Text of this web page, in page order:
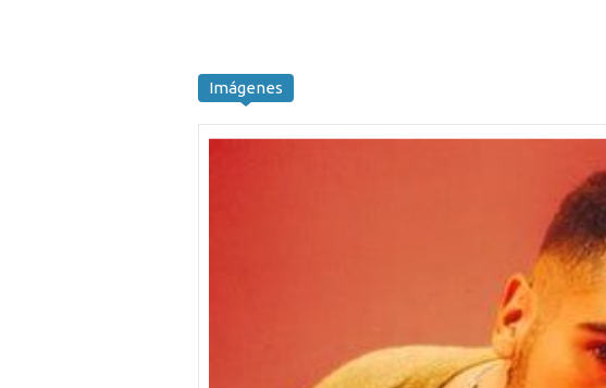
Imágenes